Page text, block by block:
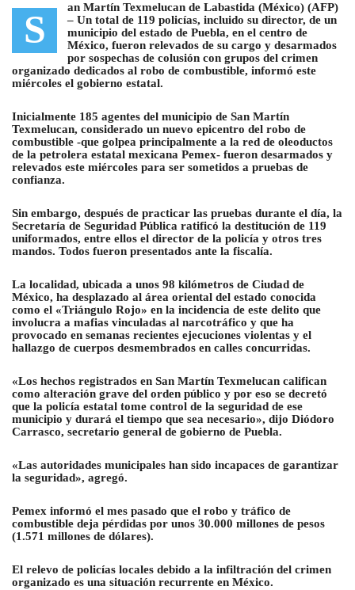
S
an Martín Texmelucan de Labastida (México) (AFP)
– Un total de 119 policías, incluido su director, de un
municipio del estado de Puebla, en el centro de
México, fueron relevados de su cargo y desarmados
por sospechas de colusión con grupos del crimen
organizado dedicados al robo de combustible, informó este
miércoles el gobierno estatal.
Inicialmente 185 agentes del municipio de San Martín
Texmelucan, considerado un nuevo epicentro del robo de
combustible -que golpea principalmente a la red de oleoductos
de la petrolera estatal mexicana Pemex- fueron desarmados y
relevados este miércoles para ser sometidos a pruebas de
confianza.
Sin embargo, después de practicar las pruebas durante el día, la
Secretaría de Seguridad Pública ratificó la destitución de 119
uniformados, entre ellos el director de la policía y otros tres
mandos. Todos fueron presentados ante la fiscalía.
La localidad, ubicada a unos 98 kilómetros de Ciudad de
México, ha desplazado al área oriental del estado conocida
como el «Triángulo Rojo» en la incidencia de este delito que
involucra a mafias vinculadas al narcotráfico y que ha
provocado en semanas recientes ejecuciones violentas y el
hallazgo de cuerpos desmembrados en calles concurridas.
«Los hechos registrados en San Martín Texmelucan califican
como alteración grave del orden público y por eso se decretó
que la policía estatal tome control de la seguridad de ese
municipio y durará el tiempo que sea necesario», dijo Diódoro
Carrasco, secretario general de gobierno de Puebla.
«Las autoridades municipales han sido incapaces de garantizar
la seguridad», agregó.
Pemex informó el mes pasado que el robo y tráfico de
combustible deja pérdidas por unos 30.000 millones de pesos
(1.571 millones de dólares).
El relevo de policías locales debido a la infiltración del crimen
organizado es una situación recurrente en México.